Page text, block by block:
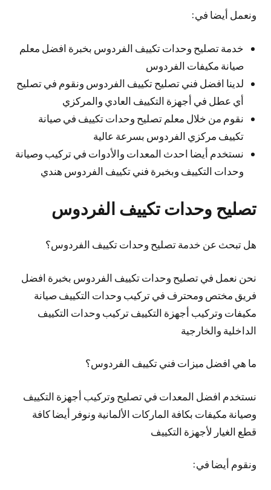
ونعمل أيضا في:
خدمة تصليح وحدات تكييف الفردوس بخبرة افضل معلم
صيانة مكيفات الفردوس
لدينا افضل فني تصليح تكييف الفردوس ونقوم في تصليح
أي عطل في أجهزة التكييف العادي والمركزي
نقوم من خلال معلم تصليح وحدات تكييف في صيانة
تكييف مركزي الفردوس بسرعة عالية
نستخدم أيضا احدث المعدات والأدوات في تركيب وصيانة
وحدات التكييف وبخبرة فني تكييف الفردوس هندي
تصليح وحدات تكييف الفردوس
هل تبحث عن خدمة تصليح وحدات تكييف الفردوس؟
نحن نعمل في تصليح وحدات تكييف الفردوس بخبرة افضل
فريق مختص ومحترف في تركيب وحدات التكييف صيانة
مكيفات وتركيب أجهزة التكييف تركيب وحدات التكييف
الداخلية والخارجية
ما هي افضل ميزات فني تكييف الفردوس؟
نستخدم افضل المعدات في تصليح وتركيب أجهزة التكييف
وصيانة مكيفات بكافة الماركات الألمانية ونوفر أيضا كافة
قطع الغيار لأجهزة التكييف
ونقوم أيضا في: